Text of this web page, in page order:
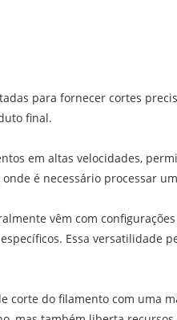
para fornecer cortes
final.
em altas velocidades,
é necessário processar
vêm com
Essa
corte do filamento com uma